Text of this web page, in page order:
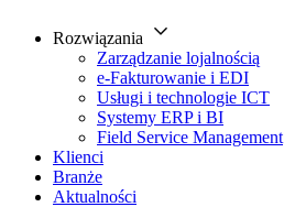
Rozwiązania
Zarządzanie lojalnością
e-Fakturowanie i EDI
Usługi i technologie ICT
Systemy ERP i BI
Field Service Management
Klienci
Branże
Aktualności